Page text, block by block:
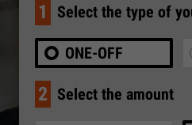
1 Select the type of
ONE-OFF
2 Select the amount